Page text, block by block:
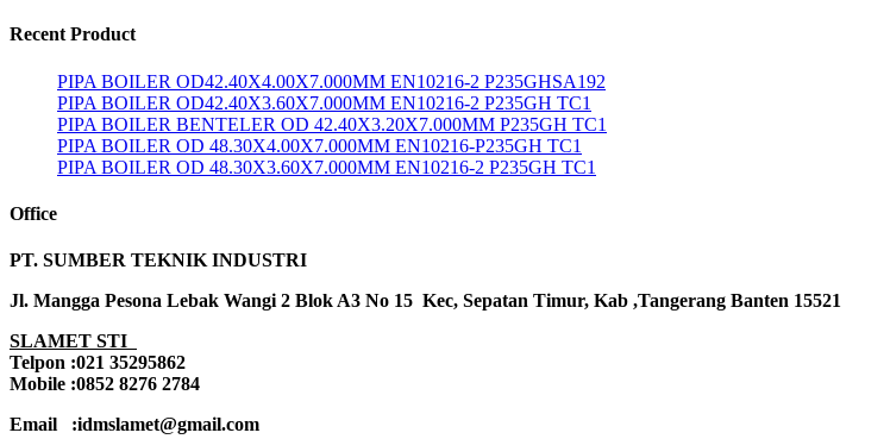
Recent Product
PIPA BOILER OD42.40X4.00X7.000MM EN10216-2 P235GHSA192
PIPA BOILER OD42.40X3.60X7.000MM EN10216-2 P235GH TC1
PIPA BOILER BENTELER OD 42.40X3.20X7.000MM P235GH TC1
PIPA BOILER OD 48.30X4.00X7.000MM EN10216-P235GH TC1
PIPA BOILER OD 48.30X3.60X7.000MM EN10216-2 P235GH TC1
Office
PT. SUMBER TEKNIK INDUSTRI
Jl. Mangga Pesona Lebak Wangi 2 Blok A3 No 15 Kec, Sepatan Timur, Kab ,Tangerang Banten 15521
SLAMET STI
Telpon :021 35295862
Mobile :0852 8276 2784
Email :idmslamet@gmail.com